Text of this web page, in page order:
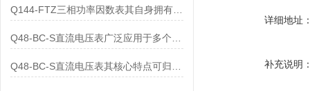
Q144-FTZ三相功率因数表其自身拥有怎样的功能呢？
详细地址
补充说明